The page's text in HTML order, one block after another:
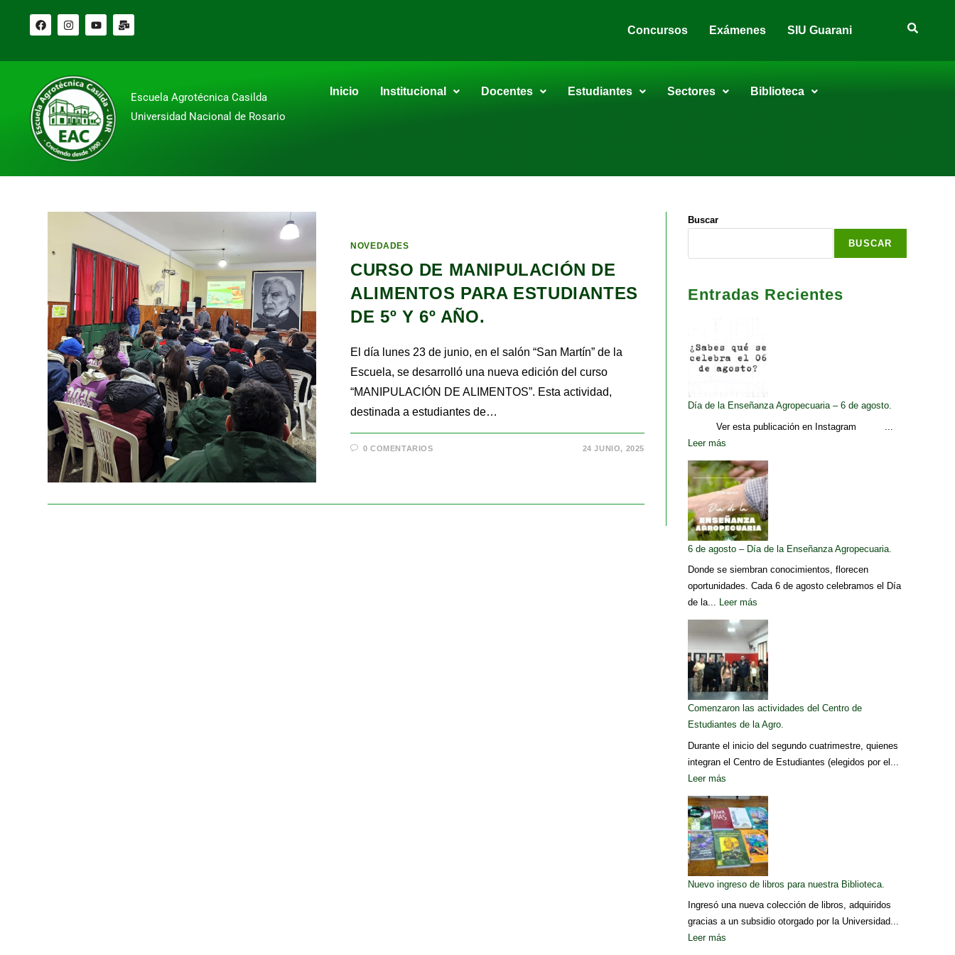
Concursos Exámenes SIU Guarani
Escuela Agrotécnica Casilda
Universidad Nacional de Rosario
Inicio Institucional Docentes Estudiantes Sectores Biblioteca
NOVEDADES
CURSO DE MANIPULACIÓN DE
ALIMENTOS PARA ESTUDIANTES
DE 5º Y 6º AÑO.
El día lunes 23 de junio, en el salón “San Martín” de la
Escuela, se desarrolló una nueva edición del curso
“MANIPULACIÓN DE ALIMENTOS”. Esta actividad,
destinada a estudiantes de…
0 COMENTARIOS 24 JUNIO, 2025
Buscar
BUSCAR
Entradas Recientes
Día de la Enseñanza Agropecuaria – 6 de agosto.
Ver esta publicación en Instagram ...
Leer más
6 de agosto – Día de la Enseñanza Agropecuaria.
Donde se siembran conocimientos, florecen
oportunidades. Cada 6 de agosto celebramos el Día
de la... Leer más
Comenzaron las actividades del Centro de
Estudiantes de la Agro.
Durante el inicio del segundo cuatrimestre, quienes
integran el Centro de Estudiantes (elegidos por el...
Leer más
Nuevo ingreso de libros para nuestra Biblioteca.
Ingresó una nueva colección de libros, adquiridos
gracias a un subsidio otorgado por la Universidad...
Leer más